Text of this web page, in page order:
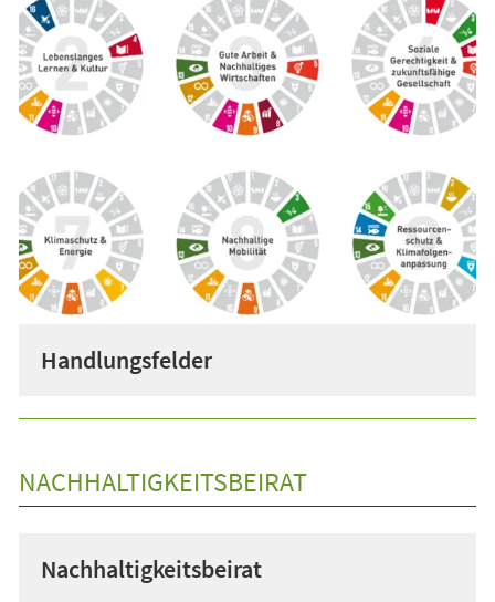
Handlungsfelder
NACHHALTIGKEITSBEIRAT
Nachhaltigkeitsbeirat